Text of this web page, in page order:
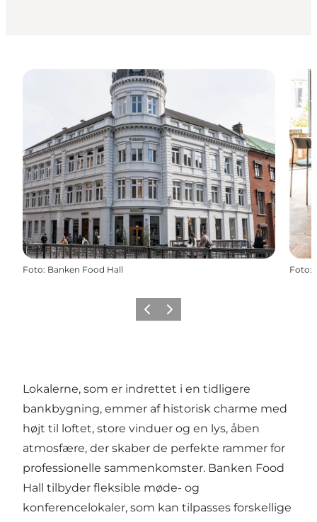
Foto: Banken Food Hall Foto:
ForrigeNæste
Lokalerne, som er indrettet i en tidligere
bankbygning, emmer af historisk charme med
højt til loftet, store vinduer og en lys, åben
atmosfære, der skaber de perfekte rammer for
professionelle sammenkomster. Banken Food
Hall tilbyder fleksible møde- og
konferencelokaler, som kan tilpasses forskellige